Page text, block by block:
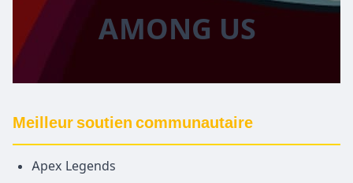
AMONG US
Meilleur soutien communautaire
Apex Legends